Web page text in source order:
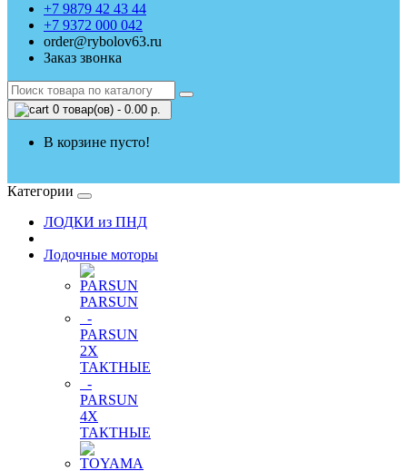
+7 9879 42 43 44
+7 9372 000 042
order@rybolov63.ru
Заказ звонка
0 товар(ов) - 0.00 р.
В корзине пусто!
Категории
ЛОДКИ из ПНД
Лодочные моторы
PARSUN
-
PARSUN
2Х
ТАКТНЫЕ
-
PARSUN
4Х
ТАКТНЫЕ